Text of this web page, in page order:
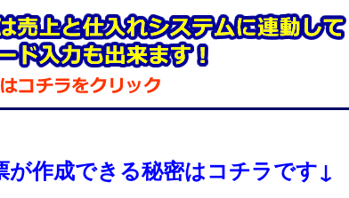
が作成できる秘密はコチラです↓